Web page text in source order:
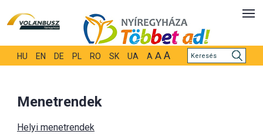
HU EN DE PL RO SK UA A A A
Menetrendek
Helyi menetrendek